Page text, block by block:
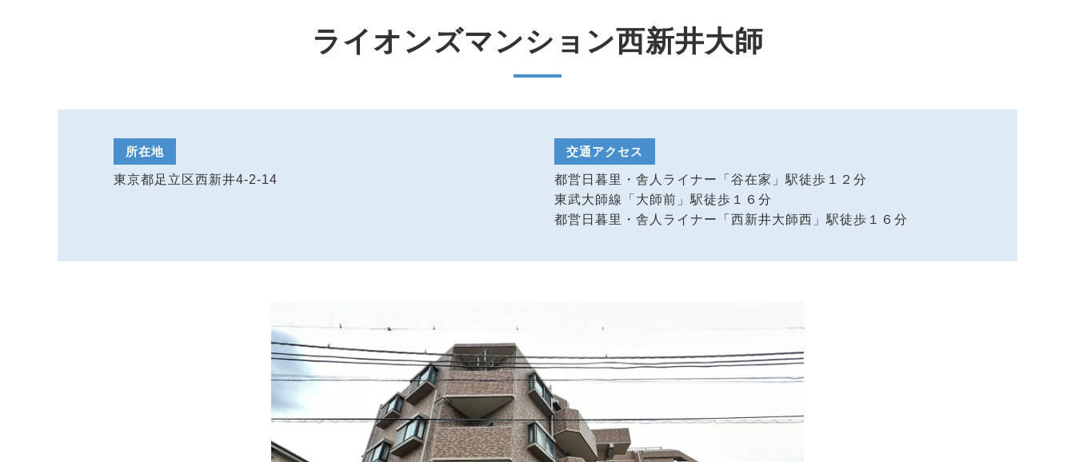
ライオンズマンション西新井大師
所在地
東京都足立区西新井4-2-14
交通アクセス
都営日暮里・舎人ライナー「谷在家」駅徒歩１２分
東武大師線「大師前」駅徒歩１６分
都営日暮里・舎人ライナー「西新井大師西」駅徒歩１６分